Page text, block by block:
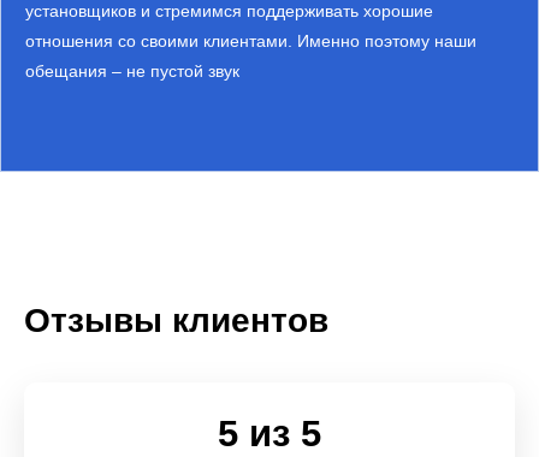
установщиков и стремимся поддерживать хорошие
отношения со своими клиентами. Именно поэтому наши
обещания – не пустой звук
Отзывы клиентов
5 из 5